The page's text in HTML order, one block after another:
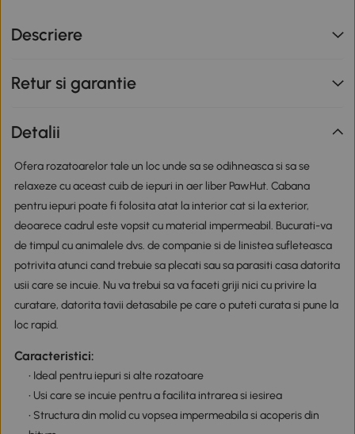
Descriere
Retur si garantie
Detalii
Ofera rozatoarelor tale un loc unde sa se odihneasca si sa se
relaxeze cu aceast cuib de iepuri in aer liber PawHut. Cabana
pentru iepuri poate fi folosita atat la interior cat si la exterior,
deoarece cadrul este vopsit cu material impermeabil. Bucurati-va
de timpul cu animalele dvs. de companie si de linistea sufleteasca
potrivita atunci cand trebuie sa plecati sau sa parasiti casa datorita
usii care se incuie. Nu va trebui sa va faceti griji nici cu privire la
curatare, datorita tavii detasabile pe care o puteti curata si pune la
loc rapid.
Caracteristici:
• Ideal pentru iepuri si alte rozatoare
• Usi care se incuie pentru a facilita intrarea si iesirea
• Structura din molid cu vopsea impermeabila si acoperis din